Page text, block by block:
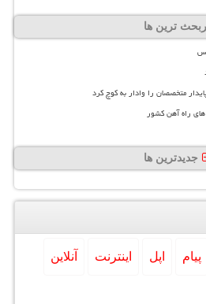
ترین ها
متخصصان را وادار به کوچ کرد
راه آهن کشور
جدیدترین ها
پیام اپل اینترنت آنلاین